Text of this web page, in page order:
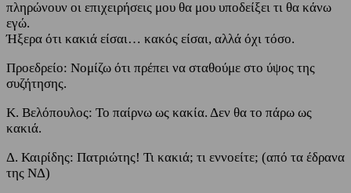
πληρώνουν οι επιχειρήσεις μου θα μου υποδείξει τι θα κάνω
εγώ.
Ήξερα ότι κακιά είσαι… κακός είσαι, αλλά όχι τόσο.
Προεδρείο: Νομίζω ότι πρέπει να σταθούμε στο ύψος της
συζήτησης.
Κ. Βελόπουλος: Το παίρνω ως κακία. Δεν θα το πάρω ως
κακιά.
Δ. Καιρίδης: Πατριώτης! Τι κακιά; τι εννοείτε; (από τα έδρανα
της ΝΔ)